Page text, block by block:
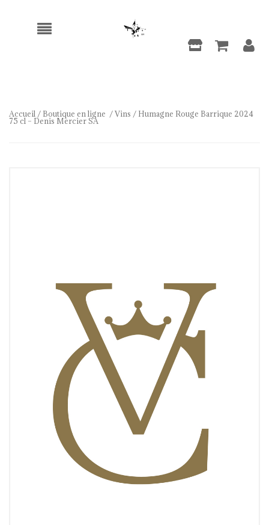
Accueil / Boutique en ligne /Vins / Humagne Rouge Barrique 2024
75 cl – Denis Mercier SA